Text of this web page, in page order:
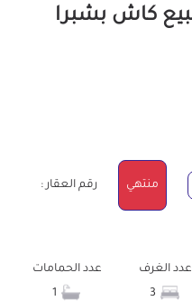
مترم للبيع كاش بشبرا
منتهي رقم العقار :
عدد الغرف
عدد الحمامات